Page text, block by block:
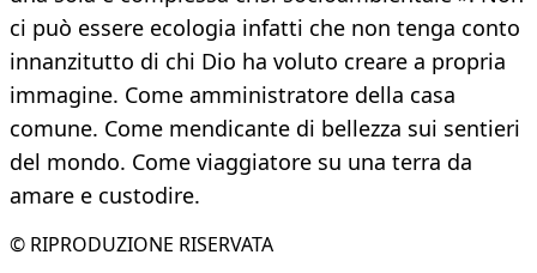
ci può essere ecologia infatti che non tenga conto
innanzitutto di chi Dio ha voluto creare a propria
immagine. Come amministratore della casa
comune. Come mendicante di bellezza sui sentieri
del mondo. Come viaggiatore su una terra da
amare e custodire.
© RIPRODUZIONE RISERVATA